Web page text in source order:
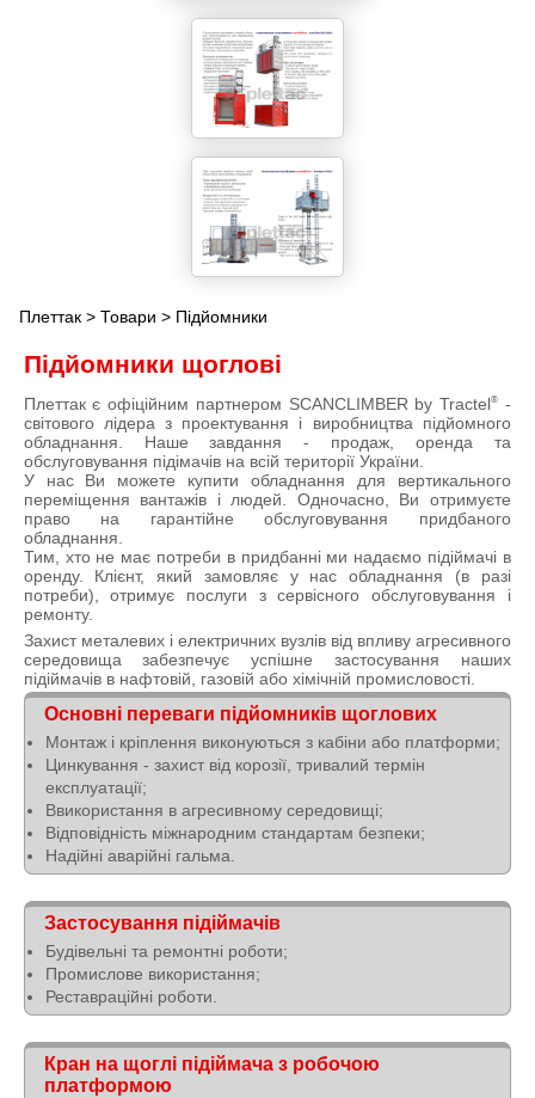
Плеттак >Товари > Підйомники
Підйомники щоглові
Плеттак є офіційним партнером SCANCLIMBER by Tractel®
-
світового лідера з проектування і виробництва підйомного
обладнання. Наше завдання - продаж, оренда та
обслуговування підімачів на всій території України.
У нас Ви можете купити обладнання для вертикального
переміщення вантажів і людей. Одночасно, Ви отримуєте
право на гарантійне обслуговування придбаного
обладнання.
Тим, хто не має потреби в придбанні ми надаємо підіймачі в
оренду. Клієнт, який замовляє у нас обладнання (в разі
потреби), отримує послуги з сервісного обслуговування і
ремонту.
Захист металевих і електричних вузлів від впливу агресивного
середовища забезпечує успішне застосування наших
підіймачів в нафтовій, газовій або хімічній промисловості.
Основні переваги підйомників щоглових
Монтаж і кріплення виконуються з кабіни або платформи;
Цинкування - захист від корозії, тривалий термін
експлуатації;
Ввикористання в агресивному середовищі;
Відповідність міжнародним стандартам безпеки;
Надійні аварійні гальма.
Застосування підіймачів
Будівельні та ремонтні роботи;
Промислове використання;
Реставраційні роботи.
Кран на щоглі підіймача з робочою
платформою